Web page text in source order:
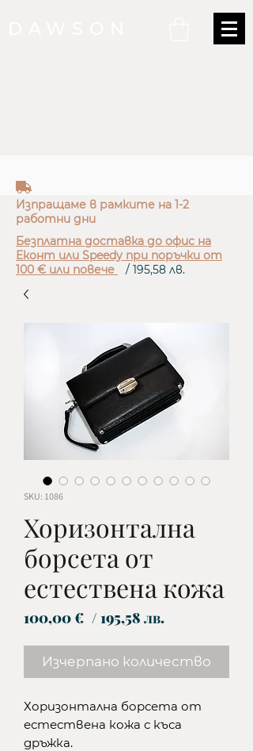
truck
Изпращаме в рамките на 1-2
работни дни
Безплатна доставка до офис на
Еконт или Speedy при поръчки от
100 € или повече
/ 195,58 лв.
SKU: 1086
Хоризонтална
борсета от
естествена кожа
100,00 € / 195,58 лв.Цена
Изчерпано количество
Хоризонтална борсета от
естествена кожа с къса
дръжка.